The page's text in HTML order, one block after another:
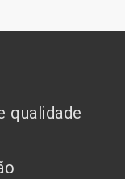
qualidade